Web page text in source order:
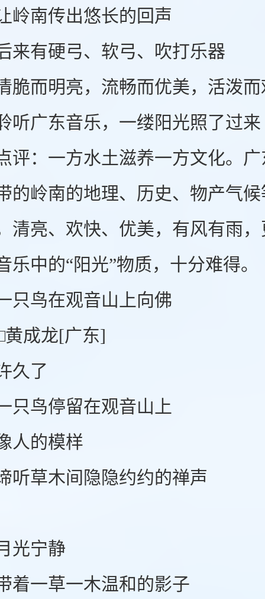
传出悠长的回声
硬弓、软弓、吹打乐器
明亮，流畅而优美，活泼而
东音乐，一缕阳光照了过来
一方水土滋养一方文化。广
的岭南的地理、历史、物产气
清亮、欢快、优美，有风有雨
乐中的“阳光”物质，十分难得。
在观音山上向佛
龙[广东]
了
停留在观音山上
的模样
木间隐隐约约的禅声
宁静
草一木温和的影子